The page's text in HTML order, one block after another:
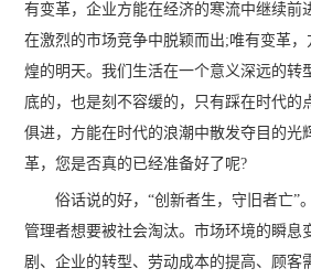
有变革，企业方能在经济的寒流中继续前
在激烈的市场竞争中脱颖而出;唯有变革
煌的明天。我们生活在一个意义深远的转
底的，也是刻不容缓的，只有踩在时代的
俱进，方能在时代的浪潮中散发夺目的光
革，您是否真的已经准备好了呢?
俗话说的好，“创新者生，守旧者亡”
管理者想要被社会淘汰。市场环境的瞬息
剧、企业的转型、劳动成本的提高、顾客